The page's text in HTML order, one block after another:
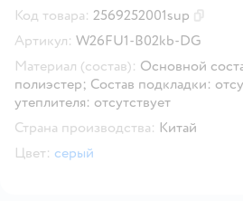
Код товара: 2569252001sup
Артикул: W26FU1-B02kb-DG
Материал (состав): Основной
полиэстер; Состав подкладки:
утеплителя: отсутствует
Страна производства: Китай
Цвет: серый